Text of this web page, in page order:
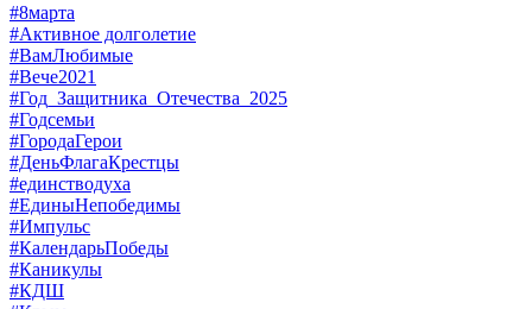
#8марта
#Активное долголетие
#ВамЛюбимые
#Вече2021
#Год_Защитника_Отечества_2025
#Годсемьи
#ГородаГерои
#ДеньФлагаКрестцы
#единстводуха
#ЕдиныНепобедимы
#Импульс
#КалендарьПобеды
#Каникулы
#КДШ